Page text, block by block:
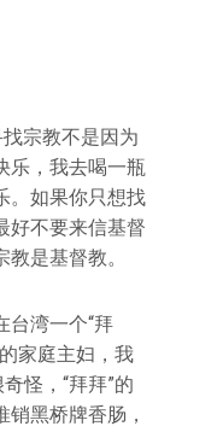
宗教不是因为
乐，我去喝一瓶
。如果你只想找
好不要来信基督
是基督教。
台湾一个“拜
家庭主妇，我
怪，“拜拜”的
黑桥牌香肠，